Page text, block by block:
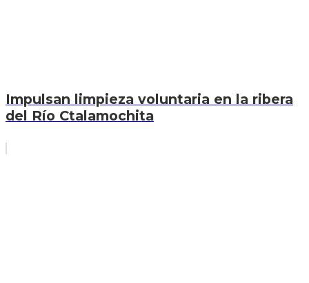
Impulsan limpieza voluntaria en la ribera
del Río Ctalamochita